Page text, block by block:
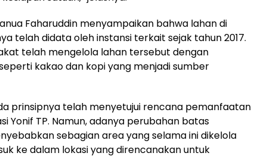
Faharuddin menyampaikan bahwa lahan di
telah didata oleh instansi terkait sejak tahun 2017.
telah mengelola lahan tersebut dengan
kakao dan kopi yang menjadi sumber
prinsipnya telah menyetujui rencana pemanfaatan
Yonif TP. Namun, adanya perubahan batas
sebagian area yang selama ini dikelola
ke dalam lokasi yang direncanakan untuk